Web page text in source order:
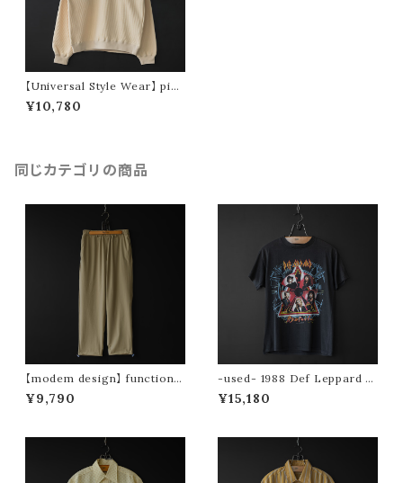
【Universal Style Wear】 pig
ment huton crew (off whit
e)
¥10,780
同じカテゴリの商品
【modem design】 functional
drawstring pants (beige)
¥9,790
-used- 1988 Def Leppard to
ur tee (Hysteria)
¥15,180